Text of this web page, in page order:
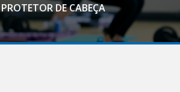
PROTETOR DE CABEÇA